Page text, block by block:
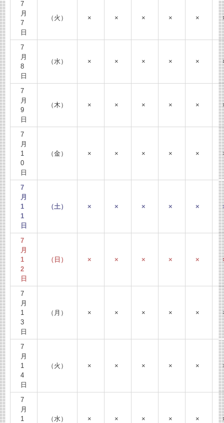
7
月
7
日
（火） × × × × ×
7
月
8
日
（水） × × × × ×
7
月
9
日
（木） × × × × ×
7
月
1
0
日
（金） × × × × ×
7
月
1
1
日
（土） × × × × ×
7
月
1
2
日
（日） × × × × ×
7
月
1
3
日
（月） × × × × ×
7
月
1
4
日
（火） × × × × ×
7
月
1
（水） × × × × ×